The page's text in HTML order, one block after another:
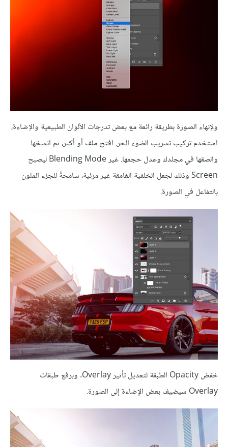
ولإنهاء الصورة بطريقة رائعة مع بعض تدرجات الألوان الطبيعية والإضاءة،
استخدم تركيب تسريب الضوء الحر. افتح ملف أو أكثر، ثم انسخها
والصقها في مجلدك وعدل حجمها. غير Blending Mode ليصبح
Screen وذلك لجعل الخلفية الغامقة غير مرئية، سامحةً للجزء الملون
بالتفاعل في الصورة.
خفض Opacity الطبقة لتعديل تأثير Overlay. وبرفع طبقات
Overlay سيضيف بعض الإضاءة إلى الصورة.